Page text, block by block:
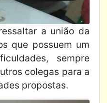
a união da
que possuem um
sempre
colegas para a
propostas.